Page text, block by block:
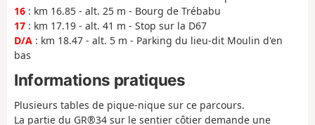
16 : km 16.85 - alt. 25 m - Bourg de Trébabu
17 : km 17.19 - alt. 41 m - Stop sur la D67
D/A : km 18.47 - alt. 5 m - Parking du lieu-dit Moulin d'en
bas
Informations pratiques
Plusieurs tables de pique-nique sur ce parcours.
La partie du GR®34 sur le sentier côtier demande une